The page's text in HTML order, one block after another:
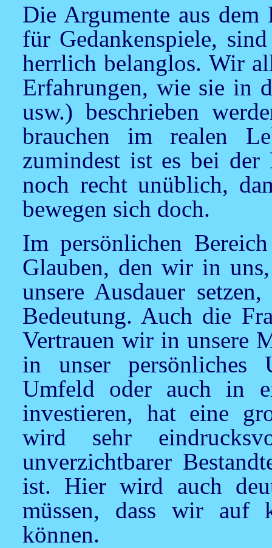
Die Argumente aus
für Gedankenspiele,
herrlich belanglos. Wir
Erfahrungen, wie sie in
usw.) beschrieben
brauchen im realen
zumindest ist es bei
noch recht unüblich,
bewegen sich doch.
Im persönlichen
Glauben, den wir in
unsere Ausdauer
Bedeutung. Auch die
Vertrauen wir in unsere
in unser persönliches
Umfeld oder auch in
investieren, hat eine
wird sehr
unverzichtbarer
ist. Hier wird auch
müssen, dass wir auf
können.